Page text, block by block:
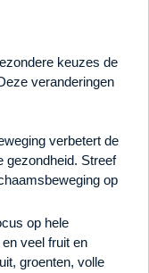
keuzes de
veranderingen
verbetert de
gezondheid. Streef
op
op hele
veel fruit en
groenten, volle